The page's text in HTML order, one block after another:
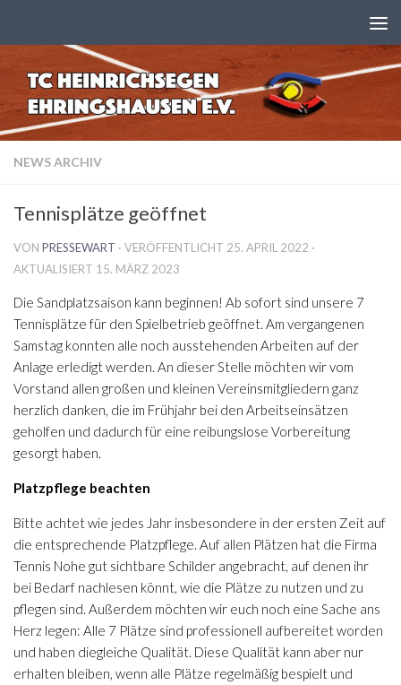
NEWS ARCHIV
Tennisplätze geöffnet
VON PRESSEWART · VERÖFFENTLICHT 25. APRIL 2022 ·
AKTUALISIERT 15. MÄRZ 2023
Die Sandplatzsaison kann beginnen! Ab sofort sind unsere 7
Tennisplätze für den Spielbetrieb geöffnet. Am vergangenen
Samstag konnten alle noch ausstehenden Arbeiten auf der
Anlage erledigt werden. An dieser Stelle möchten wir vom
Vorstand allen großen und kleinen Vereinsmitgliedern ganz
herzlich danken, die im Frühjahr bei den Arbeitseinsätzen
geholfen und dadurch für eine reibungslose Vorbereitung
gesorgt haben.
Platzpflege beachten
Bitte achtet wie jedes Jahr insbesondere in der ersten Zeit auf
die entsprechende Platzpflege. Auf allen Plätzen hat die Firma
Tennis Nohe gut sichtbare Schilder angebracht, auf denen ihr
bei Bedarf nachlesen könnt, wie die Plätze zu nutzen und zu
pflegen sind. Außerdem möchten wir euch noch eine Sache ans
Herz legen: Alle 7 Plätze sind professionell aufbereitet worden
und haben diegleiche Qualität. Diese Qualität kann aber nur
erhalten bleiben, wenn alle Plätze regelmäßig bespielt und